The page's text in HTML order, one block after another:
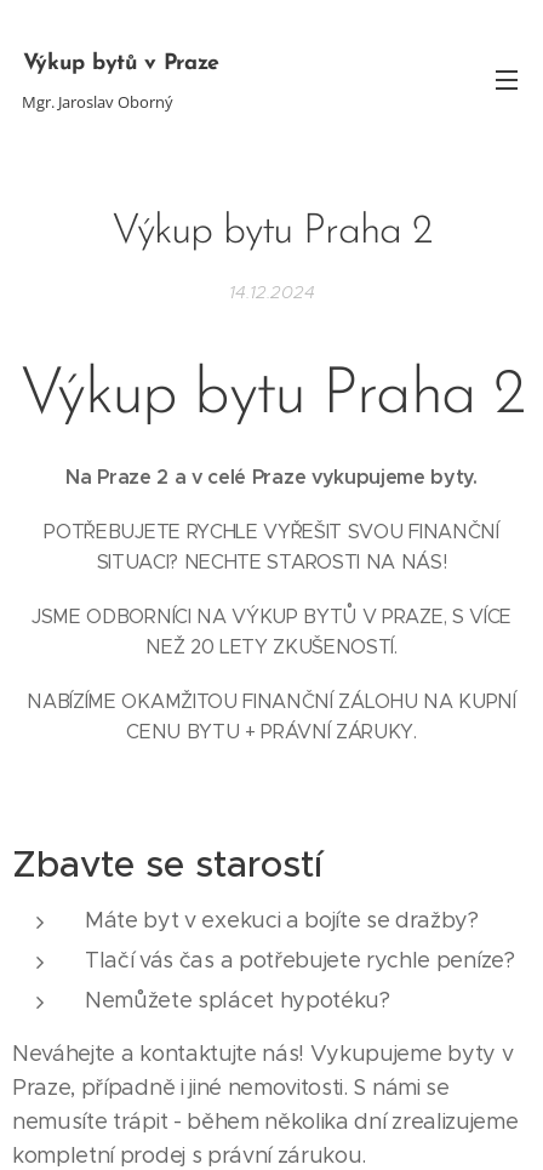
Výkup bytů v Praze
Mgr. Jaroslav Oborný
Výkup bytu Praha 2
14.12.2024
Výkup bytu Praha 2
Na Praze 2 a v celé Praze vykupujeme byty.
POTŘEBUJETE RYCHLE VYŘEŠIT SVOU FINANČNÍ
SITUACI? NECHTE STAROSTI NA NÁS!
JSME ODBORNÍCI NA VÝKUP BYTŮ V PRAZE, S VÍCE
NEŽ 20 LETY ZKUŠENOSTÍ.
NABÍZÍME OKAMŽITOU FINANČNÍ ZÁLOHU NA KUPNÍ
CENU BYTU + PRÁVNÍ ZÁRUKY.
Zbavte se starostí
Máte byt v exekuci a bojíte se dražby?
Tlačí vás čas a potřebujete rychle peníze?
Nemůžete splácet hypotéku?
Neváhejte a kontaktujte nás! Vykupujeme byty v
Praze, případně i jiné nemovitosti. S námi se
nemusíte trápit - během několika dní zrealizujeme
kompletní prodej s právní zárukou.